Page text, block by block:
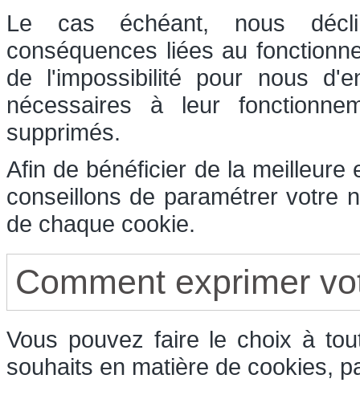
Le cas échéant, nous
conséquences liées au
de l'impossibilité pour nous
nécessaires à leur
supprimés.
Afin de bénéficier de la meilleure
conseillons de paramétrer votre
de chaque cookie.
Comment exprimer
Vous pouvez faire le choix à
souhaits en matière de cookies,